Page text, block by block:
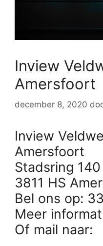
Inview
Amersfoort
december 8, 2020
Inview
Amersfoort
Stadsring 140
3811 HS
Bel ons op:
Meer
Of mail naar: